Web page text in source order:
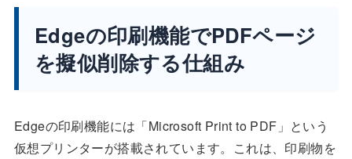
Edgeの印刷機能でPDFページ
を擬似削除する仕組み
Edgeの印刷機能には「Microsoft Print to PDF」という
仮想プリンターが搭載されています。これは、印刷物を